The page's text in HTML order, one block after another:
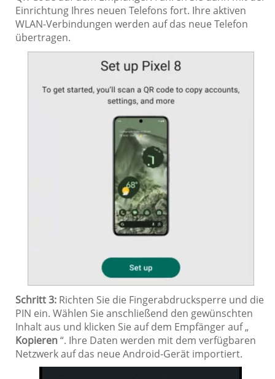
Einrichtung Ihres neuen Telefons fort. Ihre aktiven
WLAN-Verbindungen werden auf das neue Telefon
übertragen.
Schritt 3: Richten Sie die Fingerabdrucksperre und die
PIN ein. Wählen Sie anschließend den gewünschten
Inhalt aus und klicken Sie auf dem Empfänger auf „
Kopieren“. Ihre Daten werden mit dem verfügbaren
Netzwerk auf das neue Android-Gerät importiert.